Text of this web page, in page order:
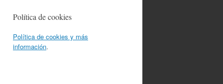
Política de cookies
Política de cookies y más
información.